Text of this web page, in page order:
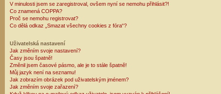
V minulosti jsem se zaregistroval, ovšem nyní se nemohu přihlásit?!
Co znamená COPPA?
Proč se nemohu registrovat?
Co dělá odkaz „Smazat všechny cookies z fóra“?
Uživatelská nastavení
Jak změním svoje nastavení?
Časy jsou špatně!
Změnil jsem časové pásmo, ale je to stále špatně!
Můj jazyk není na seznamu!
Jak zobrazím obrázek pod uživatelským jménem?
Jak změním svoje zařazení?